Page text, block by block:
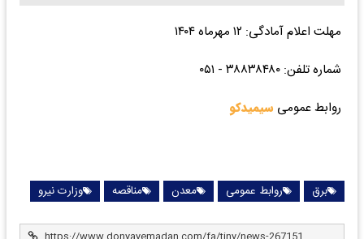
مهلت اعلام آمادگی: ۱۲ مهرماه ۱۴۰۴
شماره تلفن: ۳۸۸۳۸۴۸۰ - ۰۵۱
روابط عمومی سیمیدکو
برق روابط عمومی معدن مناقصه وزارت نیرو